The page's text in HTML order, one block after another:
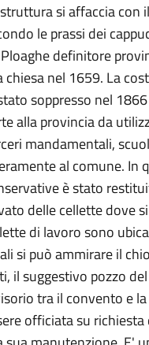
si affaccia con
le prassi dei
definitore
chiesa nel 1659. La
soppresso nel
alla provincia da
mandamentali,
al comune. In
è stato
delle cellette dove
di lavoro sono
si può ammirare il
il suggestivo pozzo
tra il convento e
officiata su